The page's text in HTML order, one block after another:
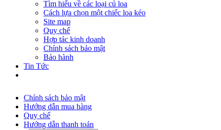
Tìm hiểu về các loại củ loa
Cách lựa chọn một chiếc loa kéo
Site map
Quy chế
Hợp tác kinh doanh
Chính sách bảo mật
Bảo hành
Tin Tức
Chính sách bảo mật
Hướng dẫn mua hàng
Quy chế
Hướng dẫn thanh toán